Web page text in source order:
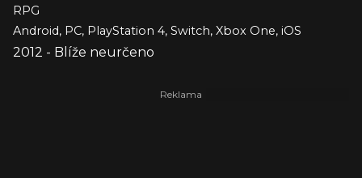
RPG
Android, PC, PlayStation 4, Switch, Xbox One, iOS
2012 - Blíže neurčeno